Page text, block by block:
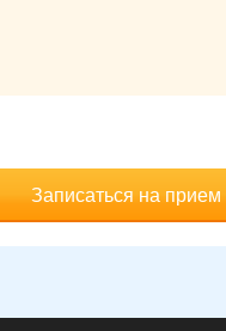
Записаться на прием